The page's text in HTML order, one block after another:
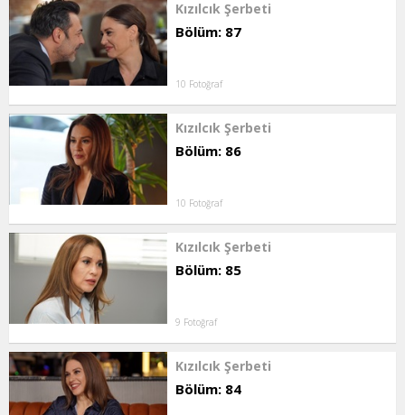
Kızılcık Şerbeti
Bölüm: 87
10 Fotoğraf
Kızılcık Şerbeti
Bölüm: 86
10 Fotoğraf
Kızılcık Şerbeti
Bölüm: 85
9 Fotoğraf
Kızılcık Şerbeti
Bölüm: 84